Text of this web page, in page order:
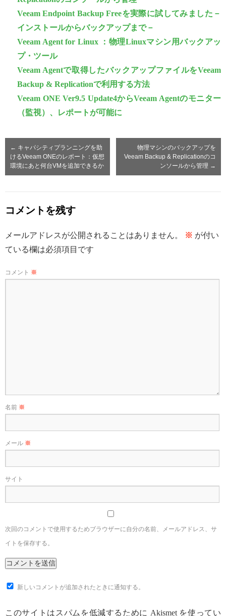
Veeam Endpoint Backup Freeを実際に試してみました－
インストールからバックアップまで－
Veeam Agent for Linux ：物理Linuxマシン用バックアッ
プ・ツール
Veeam Agentで取得したバックアップファイルをVeeam
Backup & Replicationで利用する方法
Veeam ONE Ver9.5 Update4からVeeam Agentのモニター
（監視）、レポートが可能に
← キャパシティプランニングを助
けるVeeam ONEのレポート：仮想
環境にあと何台VMを追加できるか
物理マシンのバックアップを
Veeam Backup & Replicationのコ
ンソールから管理 →
コメントを残す
メールアドレスが公開されることはありません。 ※ が付い
ている欄は必須項目です
コメント ※
名前 ※
メール ※
サイト
次回のコメントで使用するためブラウザーに自分の名前、メールアドレス、サ
イトを保存する。
新しいコメントが追加されたときに通知する。
このサイトはスパムを低減するために Akismet を使ってい